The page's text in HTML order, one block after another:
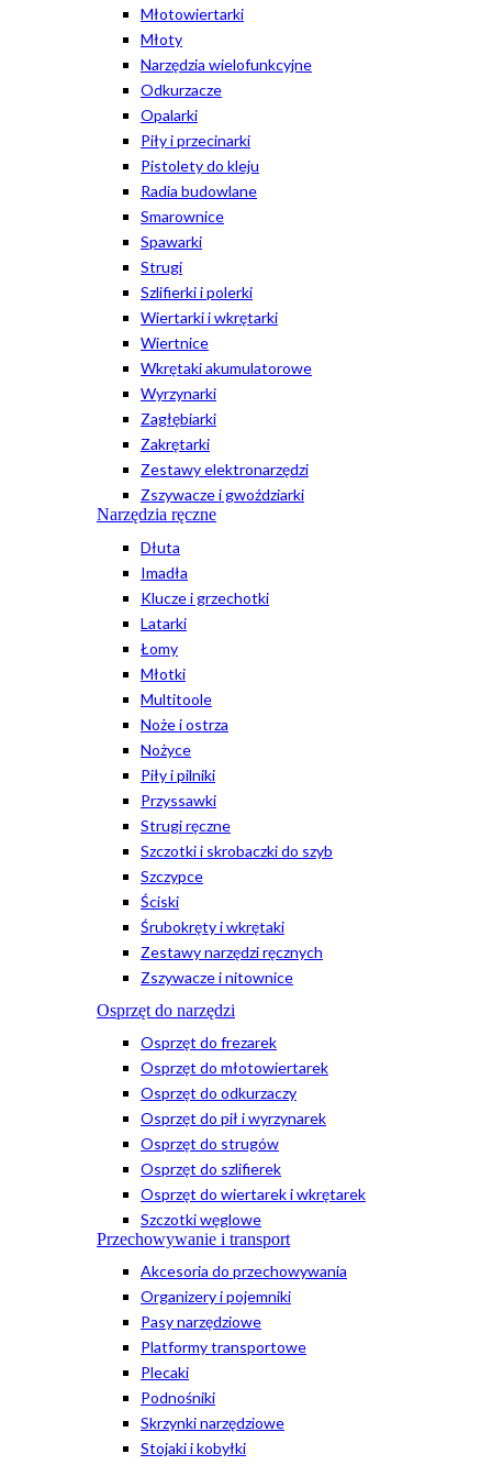
Młotowiertarki
Młoty
Narzędzia wielofunkcyjne
Odkurzacze
Opalarki
Piły i przecinarki
Pistolety do kleju
Radia budowlane
Smarownice
Spawarki
Strugi
Szlifierki i polerki
Wiertarki i wkrętarki
Wiertnice
Wkrętaki akumulatorowe
Wyrzynarki
Zagłębiarki
Zakrętarki
Zestawy elektronarzędzi
Zszywacze i gwoździarki
Narzędzia ręczne
Dłuta
Imadła
Klucze i grzechotki
Latarki
Łomy
Młotki
Multitoole
Noże i ostrza
Nożyce
Piły i pilniki
Przyssawki
Strugi ręczne
Szczotki i skrobaczki do szyb
Szczypce
Ściski
Śrubokręty i wkrętaki
Zestawy narzędzi ręcznych
Zszywacze i nitownice
Osprzęt do narzędzi
Osprzęt do frezarek
Osprzęt do młotowiertarek
Osprzęt do odkurzaczy
Osprzęt do pił i wyrzynarek
Osprzęt do strugów
Osprzęt do szlifierek
Osprzęt do wiertarek i wkrętarek
Szczotki węglowe
Przechowywanie i transport
Akcesoria do przechowywania
Organizery i pojemniki
Pasy narzędziowe
Platformy transportowe
Plecaki
Podnośniki
Skrzynki narzędziowe
Stojaki i kobyłki